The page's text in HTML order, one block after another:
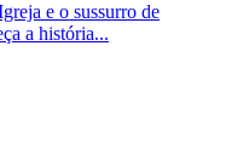
e o sussurro de
a história...